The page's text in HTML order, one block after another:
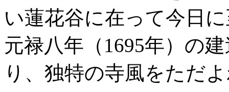
い蓮花谷に在って今日
元禄八年（1695年）の
り、独特の寺風をただ